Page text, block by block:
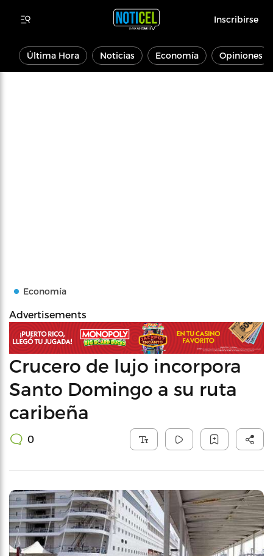
Inscribirse
Última Hora Noticias Economía Opiniones
Economía
Advertisements
Crucero de lujo incorpora
Santo Domingo a su ruta
caribeña
0